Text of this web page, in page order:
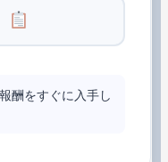
酬をすぐに入手し